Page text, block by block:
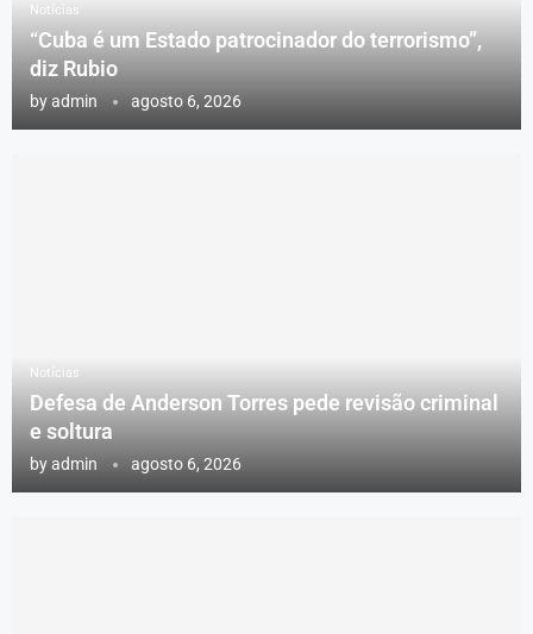
Notícias
“Cuba é um Estado patrocinador do terrorismo”,
diz Rubio
byadmin agosto 6, 2026
Notícias
Defesa de Anderson Torres pede revisão criminal
e soltura
byadmin agosto 6, 2026